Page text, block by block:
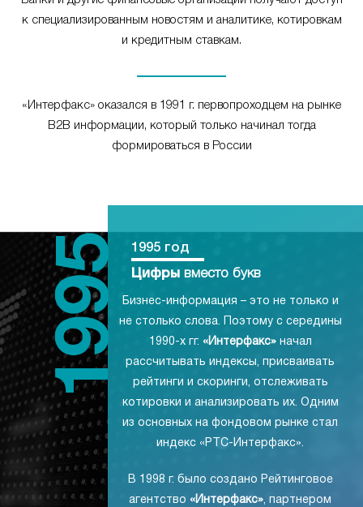
к специализированным новостям и аналитике, котировкам
и кредитным ставкам.
«Интерфакс» оказался в 1991 г. первопроходцем на рынке
B2B информации, который только начинал тогда
формироваться в России
1995 год
Цифры вместо букв
Бизнес-информация – это не только и
не столько слова. Поэтому с середины
1990-х гг. «Интерфакс»начал
рассчитывать индексы, присваивать
рейтинги и скоринги, отслеживать
котировки и анализировать их. Одним
из основных на фондовом рынке стал
индекс «РТС-Интерфакс».
В 1998 г. было создано Рейтинговое
агентство «Интерфакс», партнером